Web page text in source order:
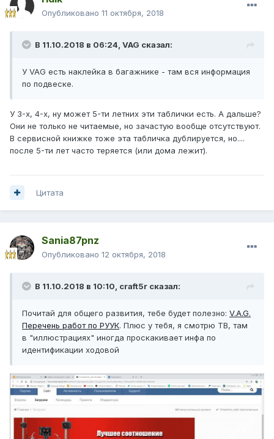
Опубликовано 11 октября, 2018
В 11.10.2018 в 06:24, VAG сказал:
У VAG есть наклейка в багажнике - там вся информация
по подвеске.
У 3-х, 4-х, ну может 5-ти летних эти таблички есть. А дальше?
Они не только не читаемые, но зачастую вообще отсутствуют.
В сервисной книжке тоже эта табличка дублируется, но....
после 5-ти лет часто теряется (или дома лежит).
Цитата
Sania87pnz
Опубликовано 12 октября, 2018
В 11.10.2018 в 10:10, craft5r сказал:
Почитай для общего развития, тебе будет полезно: V.A.G.
Перечень работ по РУУК. Плюс у тебя, я смотрю ТВ, там
в "иллюстрациях" иногда проскакивает инфа по
идентификации ходовой